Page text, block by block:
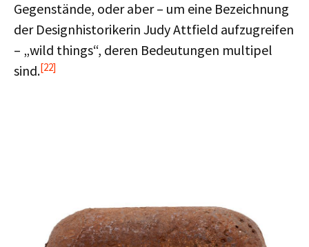
Gegenstände, oder aber – um eine Bezeichnung
der Designhistorikerin Judy Attfield aufzugreifen
– „wild things“, deren Bedeutungen multipel
sind.[22]